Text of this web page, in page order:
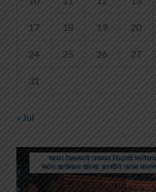
17 18 19 20
24 25 26 27
31
« Jul